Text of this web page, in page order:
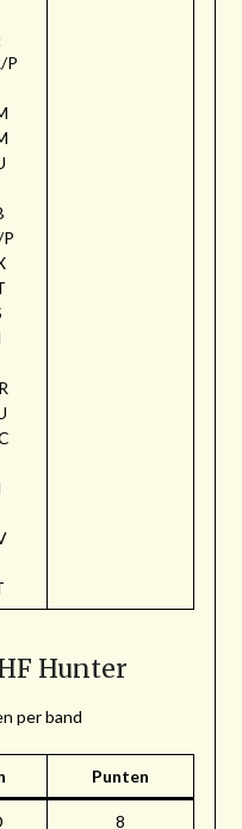
P
Hunter
per band
Punten
8